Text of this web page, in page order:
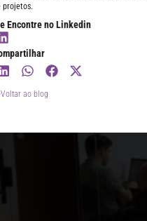
projetos.
Encontre no Linkedin
Voltar ao blog